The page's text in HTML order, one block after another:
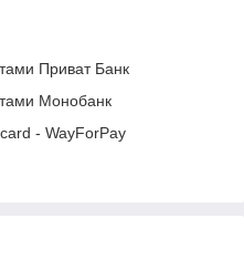
Приват Банк
Монобанк
- WayForPay